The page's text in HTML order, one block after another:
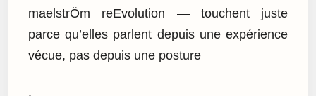
maelstrÖm reEvolution — touchent juste
parce qu’elles parlent depuis une expérience
vécue, pas depuis une posture
.